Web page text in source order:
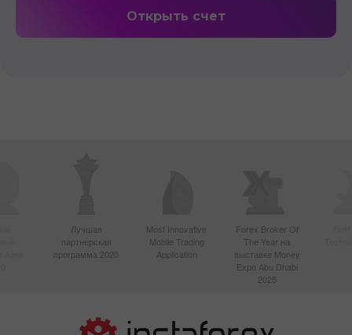
Лучшая
партнерская
программа 2020
Most Innovative
Mobile Trading
Application
Forex Broker Of
The Year на
выставке Money
Expo Abu Dhabi
2025